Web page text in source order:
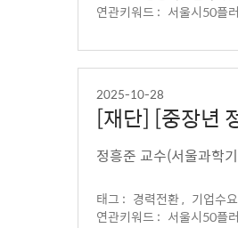
연관키워드 : 서울시50플
2025-10-28
[재단] [중장년
정흥준 교수(서울과학
태그 : 경력전환 , 기업수
연관키워드 : 서울시50플